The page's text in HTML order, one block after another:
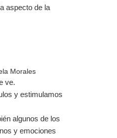
aspecto de la
Morales
ve.
y estimulamos
algunos de los
y emociones